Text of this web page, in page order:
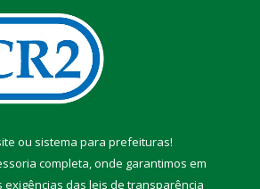
ou sistema para prefeituras!
completa, onde garantimos em
exigências das leis de transparência